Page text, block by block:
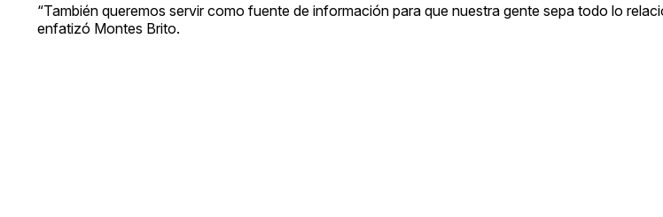
“También queremos servir como fuente de información para que nuestra gente sepa todo lo
enfatizó Montes Brito.